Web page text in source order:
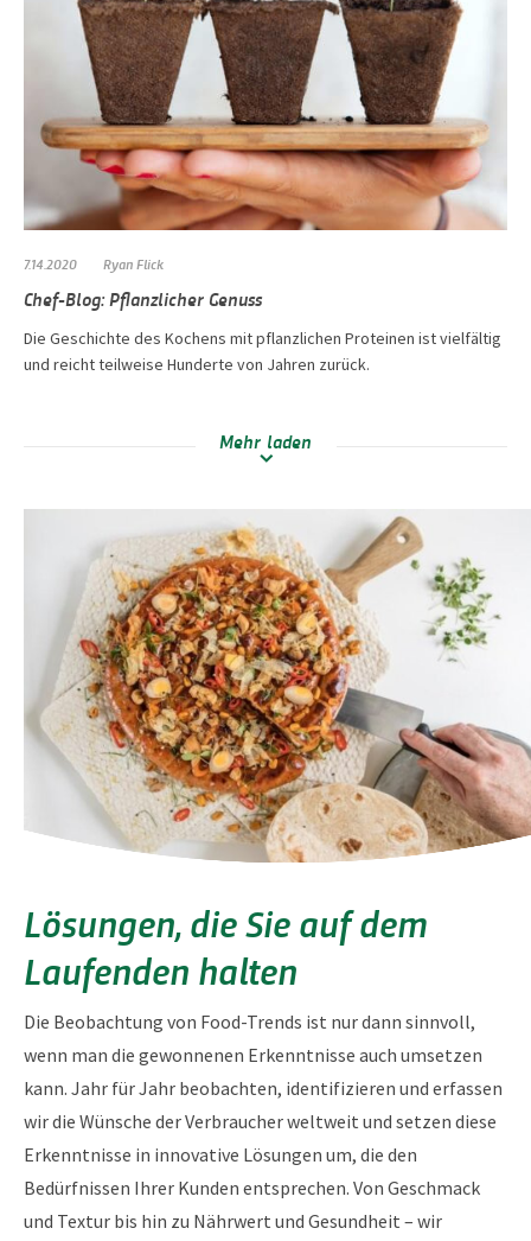
7.14.2020 Ryan Flick
Chef-Blog: Pflanzlicher Genuss
Die Geschichte des Kochens mit pflanzlichen Proteinen ist vielfältig
und reicht teilweise Hunderte von Jahren zurück.
Mehr laden
Lösungen, die Sie auf dem
Laufenden halten
Die Beobachtung von Food-Trends ist nur dann sinnvoll,
wenn man die gewonnenen Erkenntnisse auch umsetzen
kann. Jahr für Jahr beobachten, identifizieren und erfassen
wir die Wünsche der Verbraucher weltweit und setzen diese
Erkenntnisse in innovative Lösungen um, die den
Bedürfnissen Ihrer Kunden entsprechen. Von Geschmack
und Textur bis hin zu Nährwert und Gesundheit – wir